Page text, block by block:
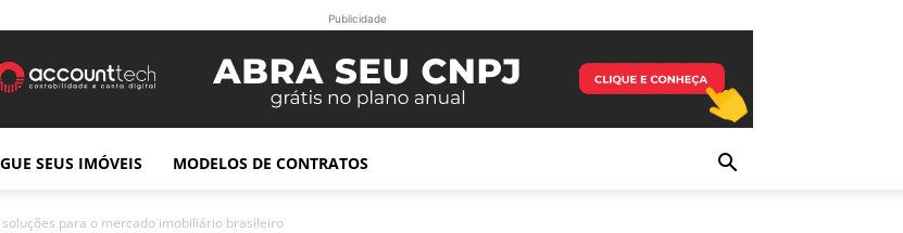
Publicidade
SEUS IMÓVEIS MODELOS DE CONTRATOS
para o mercado imobiliário brasileiro